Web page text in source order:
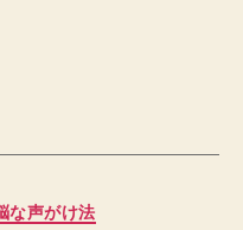
な声がけ法